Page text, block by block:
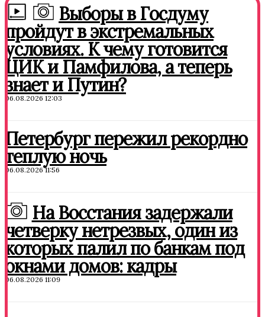
Выборы в Госдуму
пройдут в экстремальных
условиях. К чему готовится
ЦИК и Памфилова, а теперь
знает и Путин?
06.08.2026 12:03
Петербург пережил рекордно
теплую ночь
06.08.2026 11:56
На Восстания задержали
четверку нетрезвых, один из
которых палил по банкам под
окнами домов: кадры
06.08.2026 11:09